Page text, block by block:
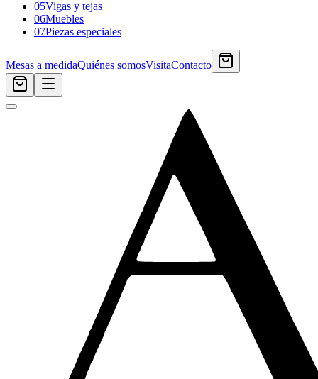
05Vigas y tejas
06Muebles
07Piezas especiales
Mesas a medidaQuiénes somosVisitaContacto